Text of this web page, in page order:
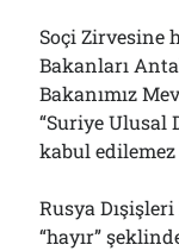
Soçi Zirvesine
Bakanları
Bakanımız
“Suriye Ulusal
kabul
Rusya
“hayır”